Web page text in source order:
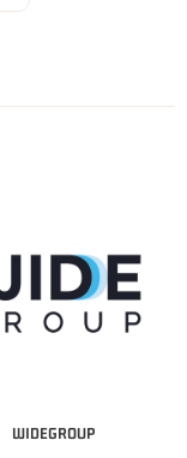
WIDEGROUP